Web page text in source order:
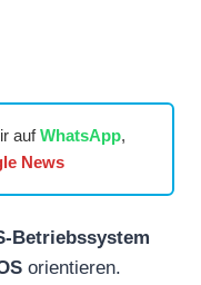
aufWhatsApp,
News
Betriebssystem
orientieren.